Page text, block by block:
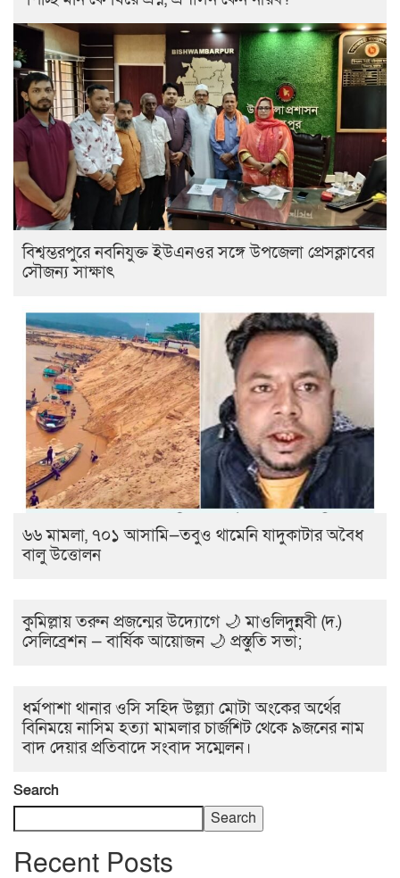
বিশ্বম্ভরপুরে নবনিযুক্ত ইউএনওর সঙ্গে উপজেলা প্রেসক্লাবের
সৌজন্য সাক্ষাৎ
৬৬ মামলা, ৭০১ আসামি—তবুও থামেনি যাদুকাটার অবৈধ
বালু উত্তোলন
কুমিল্লায় তরুন প্রজন্মের উদ্যোগে 🌙 মাওলিদুন্নবী (দ.)
সেলিব্রেশন — বার্ষিক আয়োজন 🌙 প্রস্তুতি সভা;
ধর্মপাশা থানার ওসি সহিদ উল্ল্যা মোটা অংকের অর্থের
বিনিময়ে নাসিম হত্যা মামলার চার্জশিট থেকে ৯জনের নাম
বাদ দেয়ার প্রতিবাদে সংবাদ সম্মেলন।
Search
Search
Recent Posts